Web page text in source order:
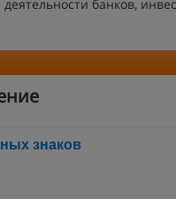
банков,
знаков